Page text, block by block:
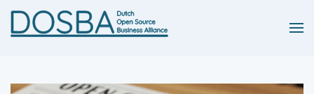
Terug naar hoofdinhoud